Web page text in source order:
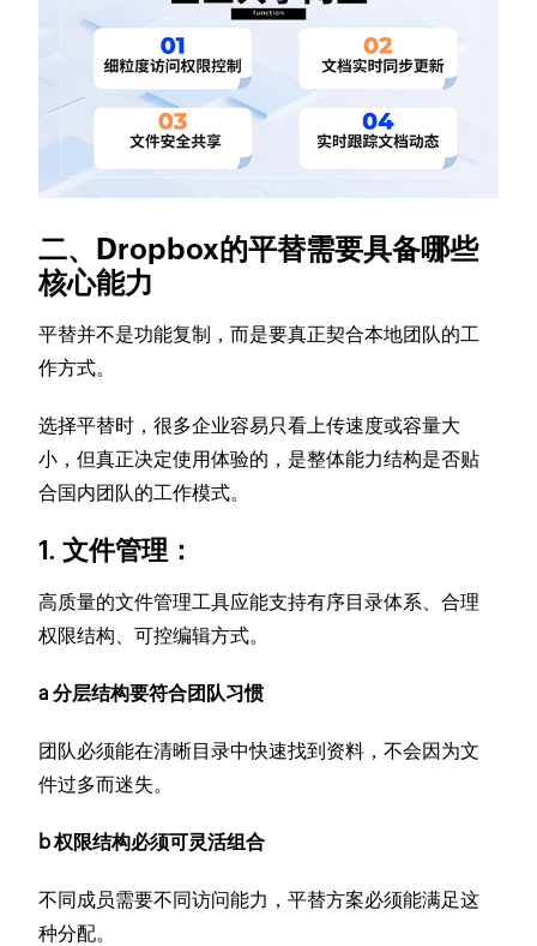
二、Dropbox的平替需要具备哪些
核心能力
平替并不是功能复制，而是要真正契合本地团队的工
作方式。
选择平替时，很多企业容易只看上传速度或容量大
小，但真正决定使用体验的，是整体能力结构是否贴
合国内团队的工作模式。
1. 文件管理：
高质量的文件管理工具应能支持有序目录体系、合理
权限结构、可控编辑方式。
a 分层结构要符合团队习惯
团队必须能在清晰目录中快速找到资料，不会因为文
件过多而迷失。
b 权限结构必须可灵活组合
不同成员需要不同访问能力，平替方案必须能满足这
种分配。